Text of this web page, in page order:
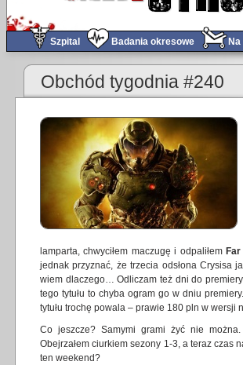
Szpital Badania okresowe
O co chodzi z tą VIRGINIĄ? (VIRGINIA, Variable State)
Obchód tygodnia #240
lamparta, chwyciłem maczugę i odpaliłem
jednak przyznać, że trzecia odsłona Crysisa
wiem dlaczego… Odliczam też dni do
tego tytułu to chyba ogram go w dniu
tytułu trochę powala – prawie 180 pln w wersji
Co jeszcze? Samymi grami żyć nie
Obejrzałem ciurkiem sezony 1-3, a teraz czas
ten weekend?